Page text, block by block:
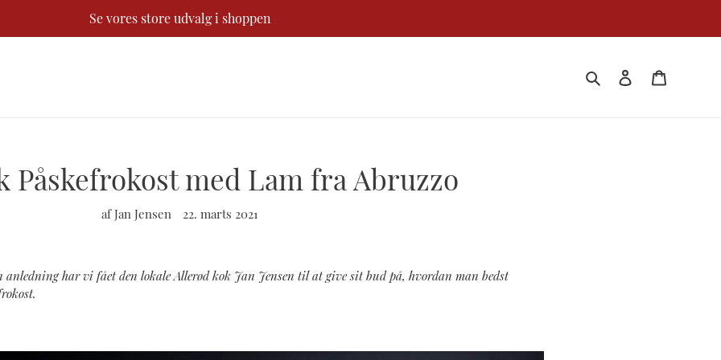
Se vores store udvalg i shoppen
Søg Log ind
Påskefrokost med Lam fra Abruzzo
af Jan Jensen 22. marts 2021
anledning har vi fået den lokale Allerød kok Jan Jensen til at give sit bud på, hvordan man bedst